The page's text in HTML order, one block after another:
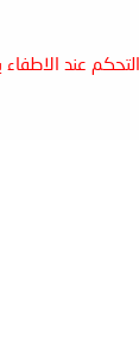
عند